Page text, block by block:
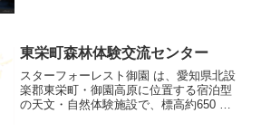
中心に...
東栄町森林体験交流センター
スターフォーレスト御園 は、愛知県北設
楽郡東栄町・御園高原に位置する宿泊型
の天文・自然体験施設で、標高約650 m